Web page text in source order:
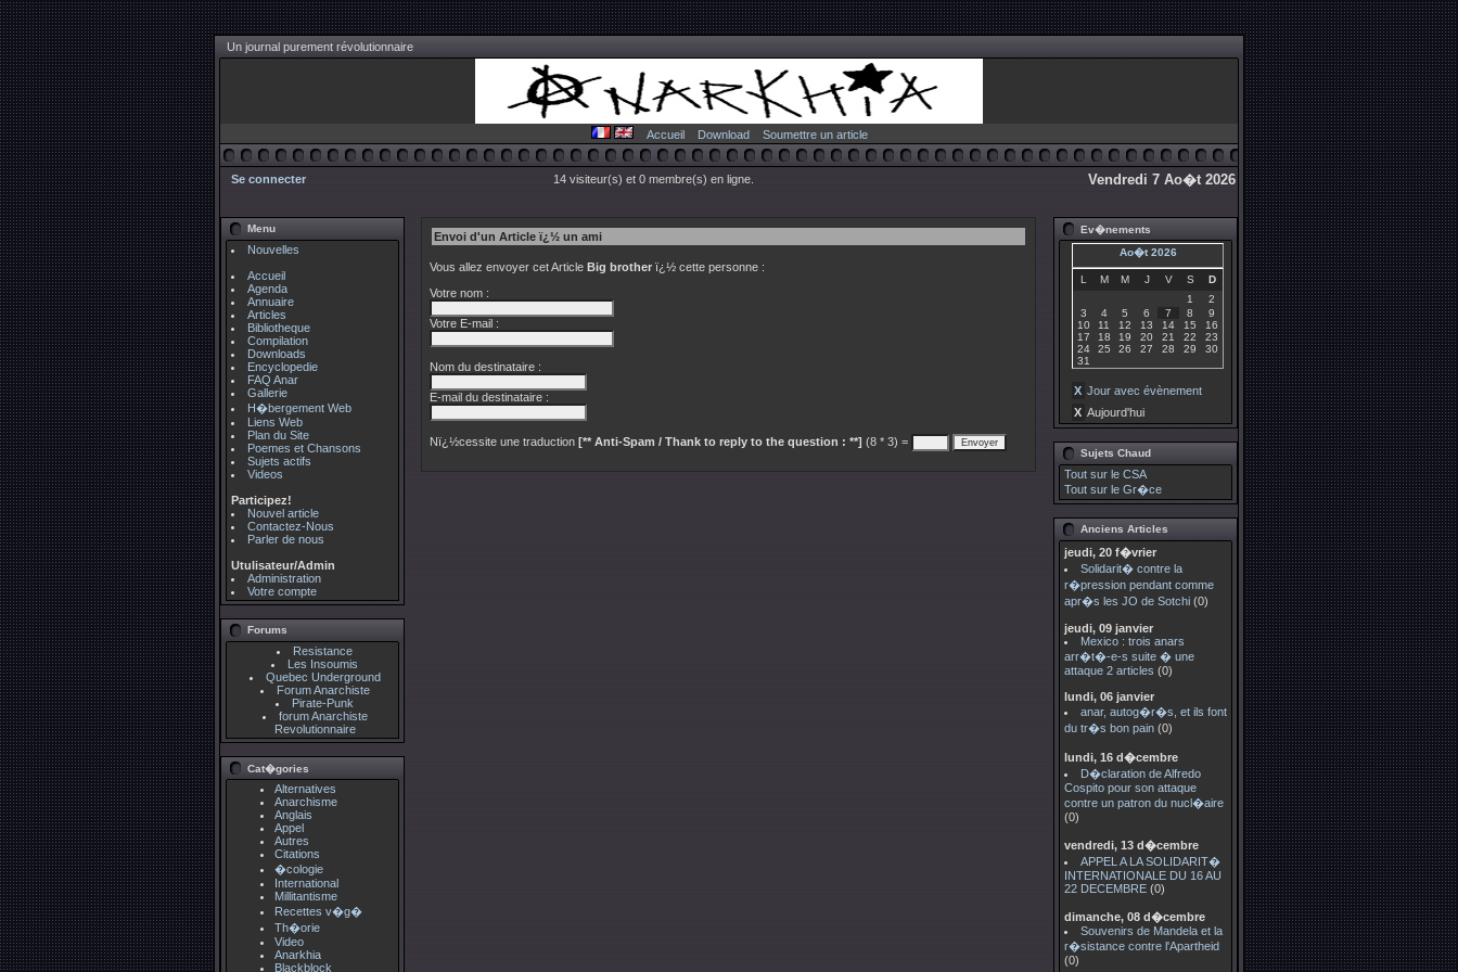
Un journal purement révolutionnaire
Accueil Download Soumettre un article
Se connecter 14 visiteur(s) et 0 membre(s) en ligne. Vendredi 7 Ao�t 2026
Menu
Nouvelles
Accueil
Agenda
Annuaire
Articles
Bibliotheque
Compilation
Downloads
Encyclopedie
FAQ Anar
Gallerie
H�bergement Web
Liens Web
Plan du Site
Poemes et Chansons
Sujets actifs
Videos
Participez!
Nouvel article
Contactez-Nous
Parler de nous
Utulisateur/Admin
Administration
Votre compte
Forums
Resistance
Les Insoumis
Quebec Underground
Forum Anarchiste
Pirate-Punk
forum Anarchiste
Revolutionnaire
Cat�gories
Alternatives
Anarchisme
Anglais
Appel
Autres
Citations
�cologie
International
Millitantisme
Recettes v�g�
Th�orie
Video
Anarkhia
Blackblock
Envoi d'un Article ï¿½ un ami
Vous allez envoyer cet Article Big brother ï¿½ cette personne :
Votre nom :
Votre E-mail :
Nom du destinataire :
E-mail du destinataire :
Nï¿½cessite une traduction [** Anti-Spam / Thank to reply to the question : **] (8 * 3) =
Ev�nements
Ao�t 2026
L M M J V S
D
1
2
3
4 5 6 7 8
9
10
11 12 13 14 15
16
17
18 19 20 21 22
23
24
25 26 27 28 29
30
31
X Jour avec évènement
X Aujourd'hui
Sujets Chaud
Tout sur le CSA
Tout sur le Gr�ce
Anciens Articles
jeudi, 20 f�vrier
Solidarit� contre la
r�pression pendant comme
apr�s les JO de Sotchi (0)
jeudi, 09 janvier
Mexico : trois anars
arr�t�-e-s suite � une
attaque 2 articles (0)
lundi, 06 janvier
anar, autog�r�s, et ils font
du tr�s bon pain (0)
lundi, 16 d�cembre
D�claration de Alfredo
Cospito pour son attaque
contre un patron du nucl�aire
(0)
vendredi, 13 d�cembre
APPEL A LA SOLIDARIT�
INTERNATIONALE DU 16 AU
22 DECEMBRE (0)
dimanche, 08 d�cembre
Souvenirs de Mandela et la
r�sistance contre l'Apartheid
(0)